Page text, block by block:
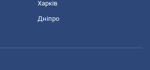
Харків
Дніпро